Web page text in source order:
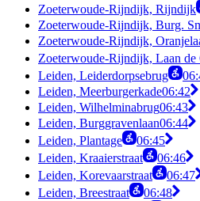
Zoeterwoude-Rijndijk, Rijndijk
Zoeterwoude-Rijndijk, Burg.
Zoeterwoude-Rijndijk,
Zoeterwoude-Rijndijk, Laan de
Leiden, Leiderdorpsebrug
Leiden, Meerburgerkade06:42
Leiden, Wilhelminabrug06:43
Leiden, Burggravenlaan06:44
Leiden, Plantage
06:45
Leiden, Kraaierstraat
06:46
Leiden, Korevaarstraat
06:47
Leiden, Breestraat
06:48